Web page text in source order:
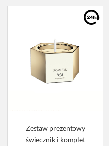
Zestaw prezentowy
świecznik i komplet